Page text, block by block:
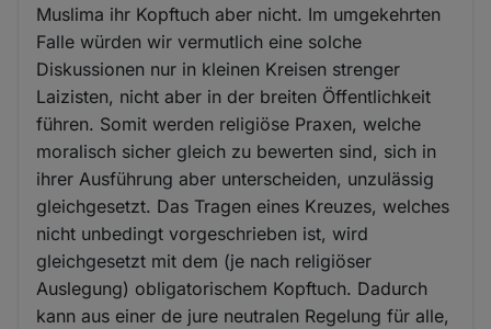
Muslima ihr Kopftuch aber nicht. Im umgekehrten
Falle würden wir vermutlich eine solche
Diskussionen nur in kleinen Kreisen strenger
Laizisten, nicht aber in der breiten Öffentlichkeit
führen. Somit werden religiöse Praxen, welche
moralisch sicher gleich zu bewerten sind, sich in
ihrer Ausführung aber unterscheiden, unzulässig
gleichgesetzt. Das Tragen eines Kreuzes, welches
nicht unbedingt vorgeschrieben ist, wird
gleichgesetzt mit dem (je nach religiöser
Auslegung) obligatorischem Kopftuch. Dadurch
kann aus einer de jure neutralen Regelung für alle,